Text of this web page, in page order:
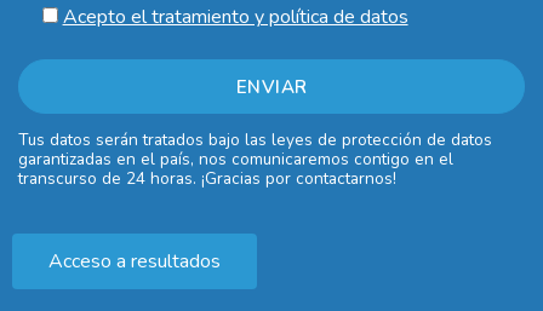
Acepto el tratamiento y política de datos
Tus datos serán tratados bajo las leyes de protección de datos
garantizadas en el país, nos comunicaremos contigo en el
transcurso de 24 horas. ¡Gracias por contactarnos!
Acceso a resultados